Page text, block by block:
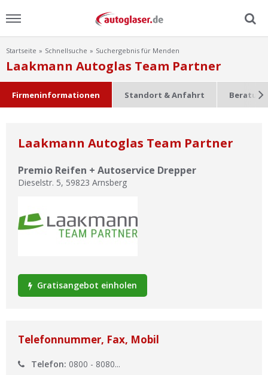
Menu
Home
Ratgeber
Scheibensuche
Ist Ihre Werkstatt schon dabei?
Kostenlos eintragen
Startseite Schnellsuche Suchergebnis für Menden
Laakmann Autoglas Team Partner
Firmeninformationen Standort & Anfahrt
Laakmann Autoglas Team Partner
Premio Reifen + Autoservice Drepper
Dieselstr. 5, 59823 Arnsberg
Gratisangebot einholen
Telefonnummer, Fax, Mobil
Telefon: 0800 - 8080...